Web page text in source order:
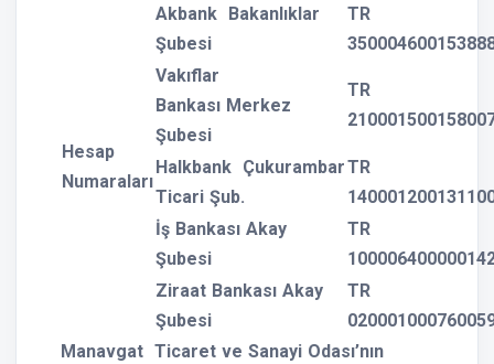
Hesap
Numaraları
Akbank Bakanlıklar
Şubesi
TR
Vakıflar
Bankası Merkez
Şubesi
TR
Halkbank Çukurambar
Ticari Şub.
TR
İş Bankası Akay
Şubesi
TR
Ziraat Bankası Akay
Şubesi
TR
Manavgat Ticaret ve Sanayi Odası’nın